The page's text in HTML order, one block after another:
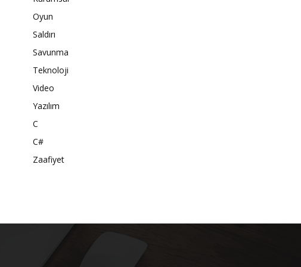
Oyun
Saldırı
Savunma
Teknoloji
Video
Yazılım
C
C#
Zaafiyet